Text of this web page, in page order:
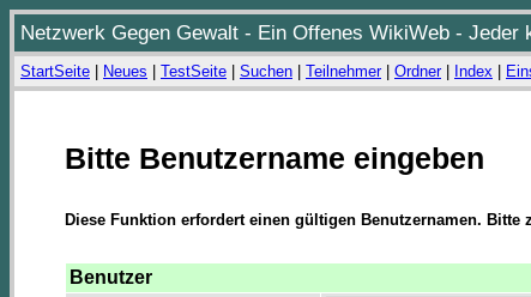
Netzwerk Gegen Gewalt - Ein Offenes WikiWeb - Jeder
StartSeite Neues TestSeite Suchen Teilnehmer| Ordner| Index
Bitte Benutzername eingeben
Diese Funktion erfordert einen gültigen Benutzernamen. Bitte
Benutzer